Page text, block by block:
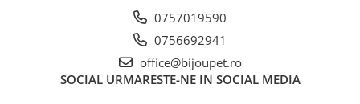
0757019590
0756692941
office@bijoupet.ro
SOCIAL URMARESTE-NE IN SOCIAL MEDIA